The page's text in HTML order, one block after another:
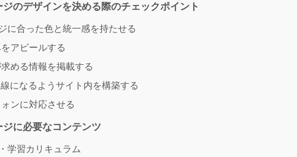
のデザインを決める際のチェックポイント
に合った色と統一感を持たせる
アピールする
める情報を掲載する
になるようサイト内を構築する
ンに対応させる
に必要なコンテンツ
学習カリキュラム